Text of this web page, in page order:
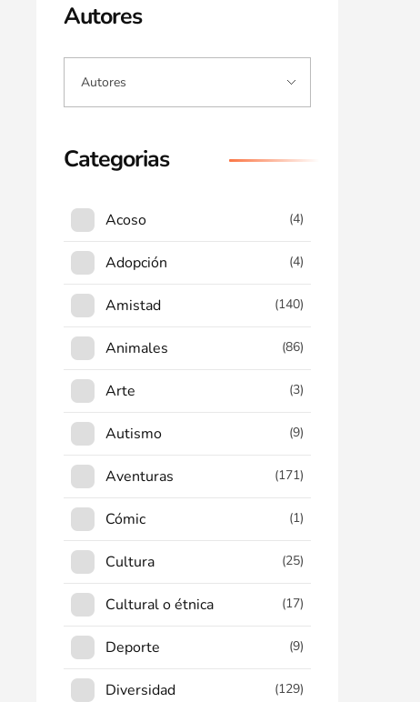
Autores
Categorias
Acoso (4)
Adopción (4)
Amistad (140)
Animales (86)
Arte (3)
Autismo (9)
Aventuras (171)
Cómic (1)
Cultura (25)
Cultural o étnica (17)
Deporte (9)
Diversidad (129)